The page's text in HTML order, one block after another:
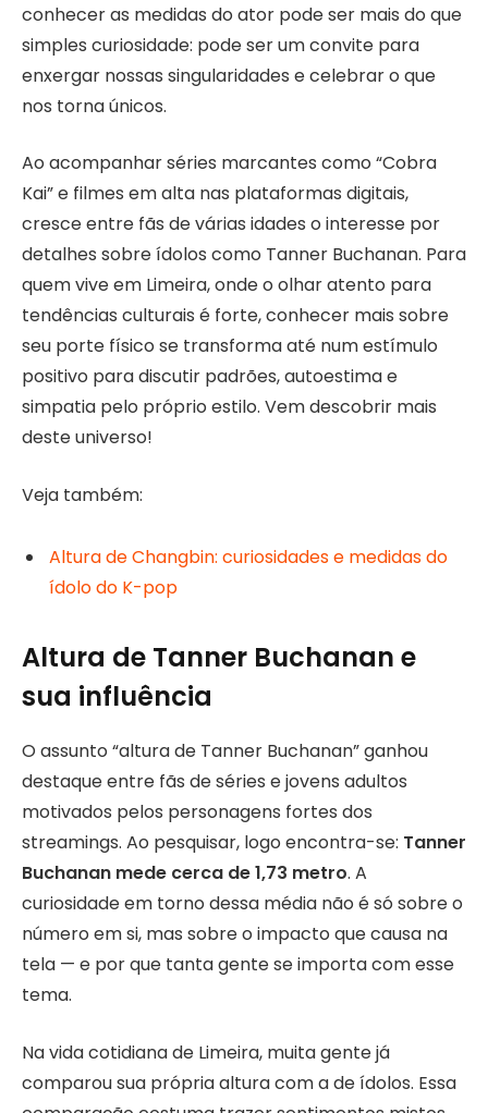
conhecer as medidas do ator pode ser mais do que
simples curiosidade: pode ser um convite para
enxergar nossas singularidades e celebrar o que
nos torna únicos.
Ao acompanhar séries marcantes como “Cobra
Kai” e filmes em alta nas plataformas digitais,
cresce entre fãs de várias idades o interesse por
detalhes sobre ídolos como Tanner Buchanan. Para
quem vive em Limeira, onde o olhar atento para
tendências culturais é forte, conhecer mais sobre
seu porte físico se transforma até num estímulo
positivo para discutir padrões, autoestima e
simpatia pelo próprio estilo. Vem descobrir mais
deste universo!
Veja também:
Altura de Changbin: curiosidades e medidas do
ídolo do K-pop
Altura de Tanner Buchanan e
sua influência
O assunto “altura de Tanner Buchanan” ganhou
destaque entre fãs de séries e jovens adultos
motivados pelos personagens fortes dos
streamings. Ao pesquisar, logo encontra-se: Tanner
Buchanan mede cerca de 1,73 metro. A
curiosidade em torno dessa média não é só sobre o
número em si, mas sobre o impacto que causa na
tela — e por que tanta gente se importa com esse
tema.
Na vida cotidiana de Limeira, muita gente já
comparou sua própria altura com a de ídolos. Essa